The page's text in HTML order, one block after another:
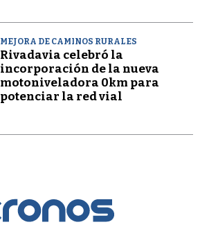
MEJORA DE CAMINOS RURALES
Rivadavia celebró la
incorporación de la nueva
motoniveladora 0km para
potenciar la red vial